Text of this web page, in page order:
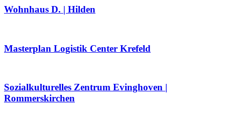
Wohnhaus D. | Hilden
Masterplan Logistik Center Krefeld
Sozialkulturelles Zentrum Evinghoven |
Rommerskirchen